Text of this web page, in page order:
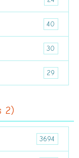
40
30
29
2)
3694